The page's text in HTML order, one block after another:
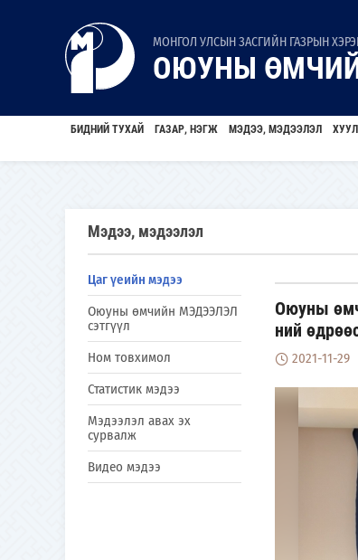
МОНГОЛ УЛСЫН ЗАСГИЙН ГАЗРЫН
ОЮУНЫ
БИДНИЙ ТУХАЙ ГАЗАР, НЭГЖ МЭДЭЭ, МЭДЭЭЛЭЛ
Мэдээ, мэдээлэл
Цаг үеийн мэдээ
Оюуны өмчийн МЭДЭЭЛЭЛ
сэтгүүл
Ном товхимол
Статистик мэдээ
Мэдээлэл авах эх
сурвалж
Видео мэдээ
Оюуны
ний
2021-11-29